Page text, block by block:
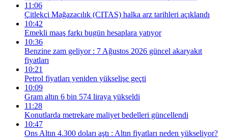
11:06
Çitlekçi Mağazacılık (CITAS) halka arz tarihleri açıklandı
10:42
Emekli maaş farkı bugün hesaplara yatıyor
10:36
Benzine zam geliyor : 7 Ağustos 2026 güncel akaryakıt
fiyatları
10:21
Petrol fiyatları yeniden yükselişe geçti
10:09
Gram altın 6 bin 574 liraya yükseldi
11:28
Konutlarda metrekare maliyet bedelleri güncellendi
10:47
Ons Altın 4.300 doları aştı : Altın fiyatları neden yükseliyor?